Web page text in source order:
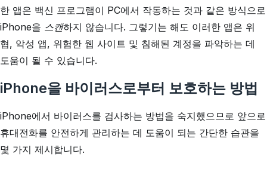
한 앱은 백신 프로그램이 PC에서 작동하는 것과 같은 방식으로
iPhone을 스캔하지 않습니다. 그렇기는 해도 이러한 앱은 위
협, 악성 앱, 위험한 웹 사이트 및 침해된 계정을 파악하는 데
도움이 될 수 있습니다.
iPhone을 바이러스로부터 보호하는 방법
iPhone에서 바이러스를 검사하는 방법을 숙지했으므로 앞으로
휴대전화를 안전하게 관리하는 데 도움이 되는 간단한 습관을
몇 가지 제시합니다.